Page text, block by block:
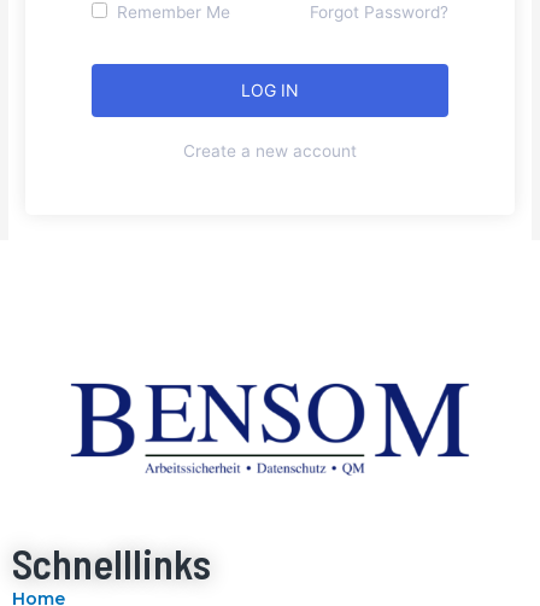
Remember Me Forgot Password?
Create a new account
Schnelllinks
Home